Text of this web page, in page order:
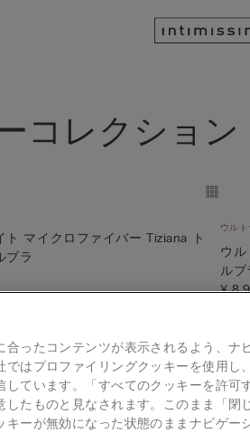
コレクション
ト マイクロファイバー Tiziana ト
ブラ
ウル
ウ
ルブ
¥
合ったコンテンツが表示されるよう、ナ
ではプロファイリングクッキーを使用し
しています。「すべてのクッキーを許可
したものと見なされます。このまま「閉
キーが無効になった状態のままナビゲー